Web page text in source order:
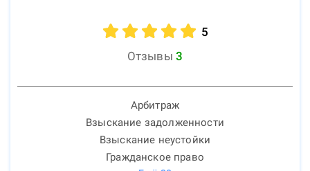
5
Отзывы 3
Арбитраж
Взыскание задолженности
Взыскание неустойки
Гражданское право